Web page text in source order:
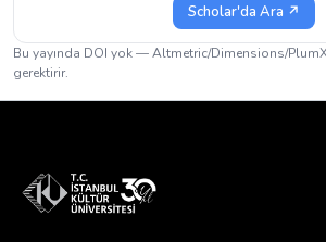
Scholar'da Ara ↗
Bu yayında DOI yok — Altmetric/Dimensions/
gerektirir.